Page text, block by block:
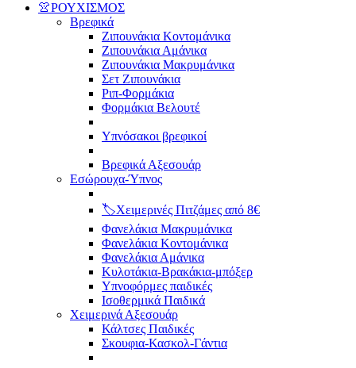
👚ΡΟΥΧΙΣΜΟΣ
Βρεφικά
Ζιπουνάκια Κοντομάνικα
Ζιπουνάκια Αμάνικα
Ζιπουνάκια Μακρυμάνικα
Σετ Ζιπουνάκια
Ριπ-Φορμάκια
Φορμάκια Βελουτέ
Υπνόσακοι βρεφικοί
Βρεφικά Αξεσουάρ
Εσώρουχα-Ύπνος
🏷️Χειμερινές Πιτζάμες από 8€
Φανελάκια Μακρυμάνικα
Φανελάκια Κοντομάνικα
Φανελάκια Αμάνικα
Κυλοτάκια-Βρακάκια-μπόξερ
Υπνοφόρμες παιδικές
Ισοθερμικά Παιδικά
Χειμερινά Αξεσουάρ
Κάλτσες Παιδικές
Σκουφια-Κασκολ-Γάντια